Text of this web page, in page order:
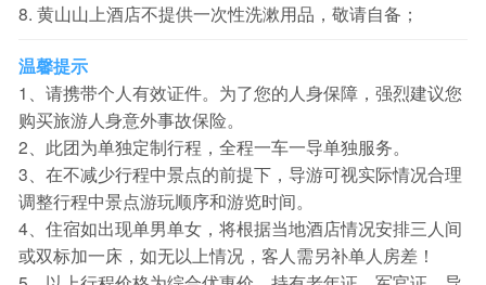
8. 黄山山上酒店不提供一次性洗漱用品，敬请自备；
温馨提示
1、请携带个人有效证件。为了您的人身保障，强烈建议您
购买旅游人身意外事故保险。
2、此团为单独定制行程，全程一车一导单独服务。
3、在不减少行程中景点的前提下，导游可视实际情况合理
调整行程中景点游玩顺序和游览时间。
4、住宿如出现单男单女，将根据当地酒店情况安排三人间
或双标加一床，如无以上情况，客人需另补单人房差！